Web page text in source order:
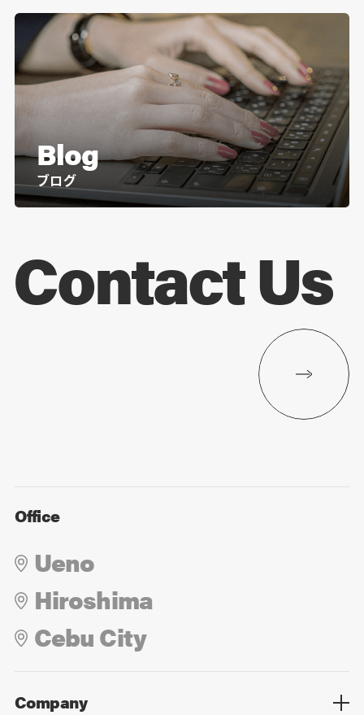
Blog
ブログ
Contact Us
Office
Ueno
Hiroshima
Cebu City
Company